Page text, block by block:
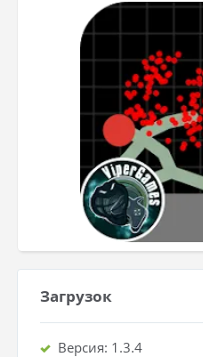
Загрузок
Версия: 1.3.4